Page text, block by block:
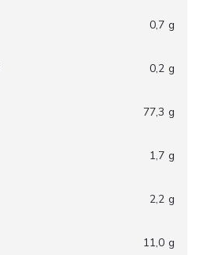
0,7 g
0,2 g
77,3 g
1,7 g
2,2 g
11,0 g